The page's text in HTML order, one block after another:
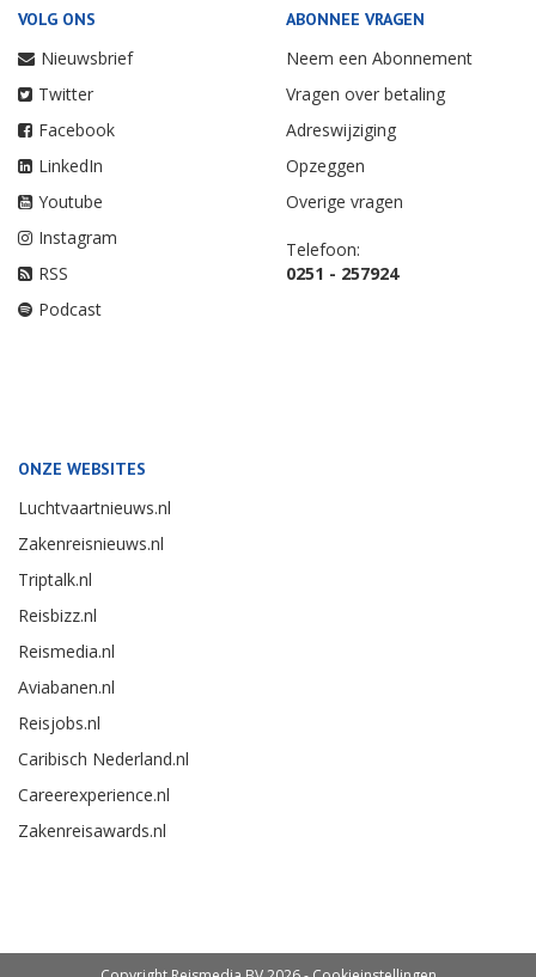
VOLG ONS
Nieuwsbrief
Twitter
Facebook
LinkedIn
Youtube
Instagram
RSS
Podcast
ABONNEE VRAGEN
Neem een Abonnement
Vragen over betaling
Adreswijziging
Opzeggen
Overige vragen
Telefoon:
0251 - 257924
ONZE WEBSITES
Luchtvaartnieuws.nl
Zakenreisnieuws.nl
Triptalk.nl
Reisbizz.nl
Reismedia.nl
Aviabanen.nl
Reisjobs.nl
Caribisch Nederland.nl
Careerexperience.nl
Zakenreisawards.nl